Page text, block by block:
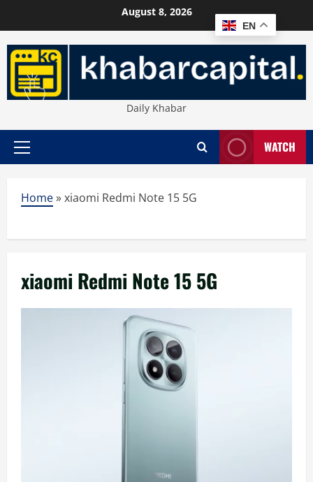
to
content
August 8, 2026
Daily Khabar
Primary
WATCH
Home»xiaomi Redmi Note 15 5G
xiaomi Redmi Note 15 5G
EN